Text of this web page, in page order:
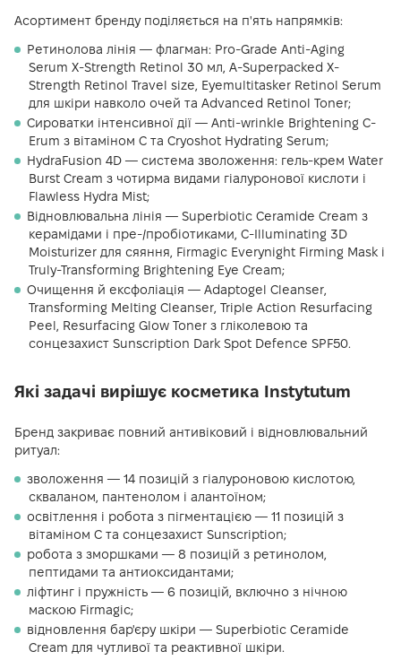
Асортимент бренду поділяється на п'ять напрямків:
Ретинолова лінія — флагман: Pro-Grade Anti-Aging
Serum X-Strength Retinol 30 мл, A-Superpacked X-
Strength Retinol Travel size, Eyemultitasker Retinol Serum
для шкіри навколо очей та Advanced Retinol Toner;
Сироватки інтенсивної дії — Anti-wrinkle Brightening C-
Erum з вітаміном С та Cryoshot Hydrating Serum;
HydraFusion 4D — система зволоження: гель-крем Water
Burst Cream з чотирма видами гіалуронової кислоти і
Flawless Hydra Mist;
Відновлювальна лінія — Superbiotic Ceramide Cream з
керамідами і пре-/пробіотиками, C-Illuminating 3D
Moisturizer для сяяння, Firmagic Everynight Firming Mask і
Truly-Transforming Brightening Eye Cream;
Очищення й ексфоліація — Adaptogel Cleanser,
Transforming Melting Cleanser, Triple Action Resurfacing
Peel, Resurfacing Glow Toner з гліколевою та
сонцезахист Sunscription Dark Spot Defence SPF50.
Які задачі вирішує косметика Instytutum
Бренд закриває повний антивіковий і відновлювальний
ритуал:
зволоження — 14 позицій з гіалуроновою кислотою,
скваланом, пантенолом і алантоїном;
освітлення і робота з пігментацією — 11 позицій з
вітаміном С та сонцезахист Sunscription;
робота з зморшками — 8 позицій з ретинолом,
пептидами та антиоксидантами;
ліфтинг і пружність — 6 позицій, включно з нічною
маскою Firmagic;
відновлення бар'єру шкіри — Superbiotic Ceramide
Cream для чутливої та реактивної шкіри.